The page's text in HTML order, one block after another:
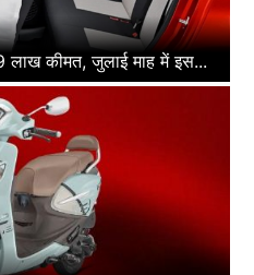
कीमत, जुलाई माह में इस...